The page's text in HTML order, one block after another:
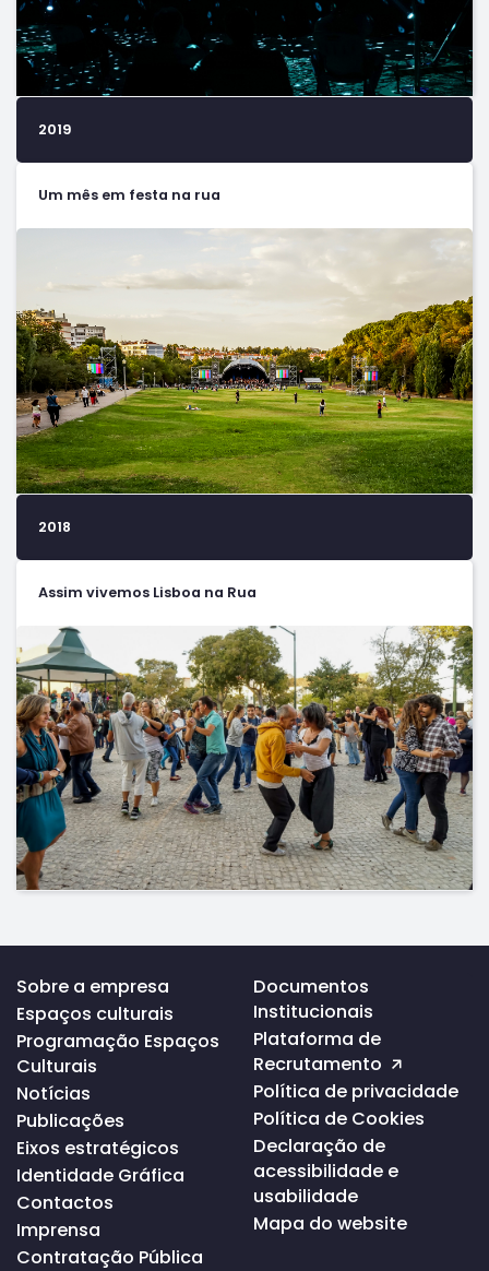
2019
Um mês em festa na rua
2018
Assim vivemos Lisboa na Rua
Voltar
ao
topo
da
página
Sobre a empresa
Espaços culturais
Programação Espaços
Culturais
Notícias
Publicações
Eixos estratégicos
Identidade Gráfica
Contactos
Imprensa
Contratação Pública
Documentos
Institucionais
Plataforma de
Recrutamento
Política de privacidade
Política de Cookies
Declaração de
acessibilidade e
usabilidade
Mapa do website